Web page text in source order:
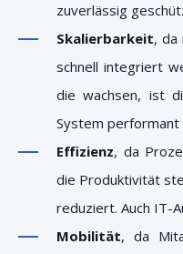
zuverlässig
Skalierbarkeit, da
schnell integriert
die wachsen, ist
System performant
Effizienz, da
die Produktivität
reduziert. Auch IT-
Mobilität, da